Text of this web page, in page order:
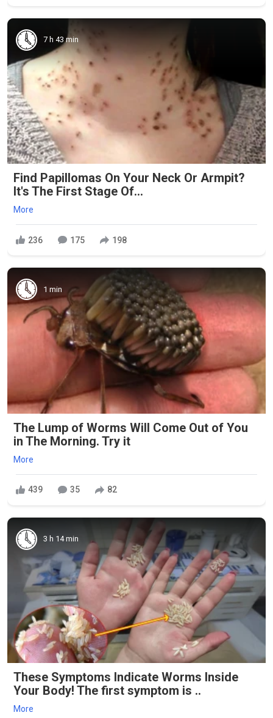
7 h 43 min
Find Papillomas On Your Neck Or Armpit?
It's The First Stage Of...
More
236 175 198
1 min
The Lump of Worms Will Come Out of You
in The Morning. Try it
More
439 35 82
3 h 14 min
These Symptoms Indicate Worms Inside
Your Body! The first symptom is ..
More